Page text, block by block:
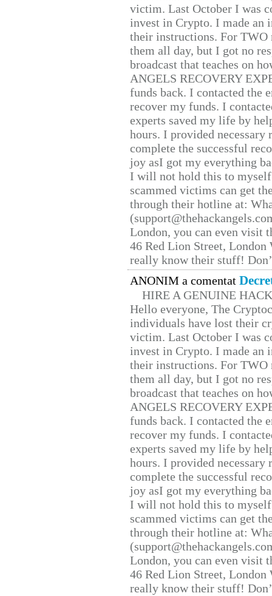
victim. Last October I was
invest in Crypto. I made
their instructions. For TWO
them all day, but I got no
broadcast that teaches on
ANGELS RECOVERY
funds back. I contacted the
recover my funds. I
experts saved my life by
hours. I provided
complete the successful
joy asI got my everything
I will not hold this to
scammed victims can get
through their hotline at:
London, you can even visit
46 Red Lion Street, London
really know their stuff!
ANONIM a comentat
HIRE A GENUINE
Hello everyone, The
individuals have lost their
victim. Last October I was
invest in Crypto. I made
their instructions. For TWO
them all day, but I got no
broadcast that teaches on
ANGELS RECOVERY
funds back. I contacted the
recover my funds. I
experts saved my life by
hours. I provided
complete the successful
joy asI got my everything
I will not hold this to
scammed victims can get
through their hotline at:
London, you can even visit
46 Red Lion Street, London
really know their stuff!